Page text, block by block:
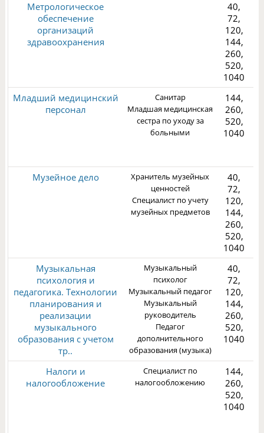
Метрологическое
обеспечение
организаций
здравоохранения
40,
72,
120,
144,
260,
520,
1040
Младший медицинский
персонал
Санитар
Младшая медицинская
сестра по уходу за
больными
144,
260,
520,
1040
Музейное дело
Хранитель музейных
ценностей
Специалист по учету
музейных предметов
40,
72,
120,
144,
260,
520,
1040
Музыкальная
психология и
педагогика. Технологии
планирования и
реализации
музыкального
образования с учетом
тр..
Музыкальный
психолог
Музыкальный педагог
Музыкальный
руководитель
Педагог
дополнительного
образования (музыка)
40,
72,
120,
144,
260,
520,
1040
Налоги и
налогообложение
Специалист по
налогообложению
144,
260,
520,
1040